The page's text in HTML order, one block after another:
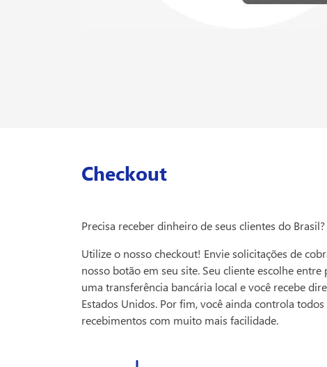
Checkout
Precisa receber dinheiro de seus clientes do Brasil?
Utilize o nosso checkout! Envie solicitações de
nosso botão em seu site. Seu cliente escolhe
uma transferência bancária local e você recebe
Estados Unidos. Por fim, você ainda controla
recebimentos com muito mais facilidade.